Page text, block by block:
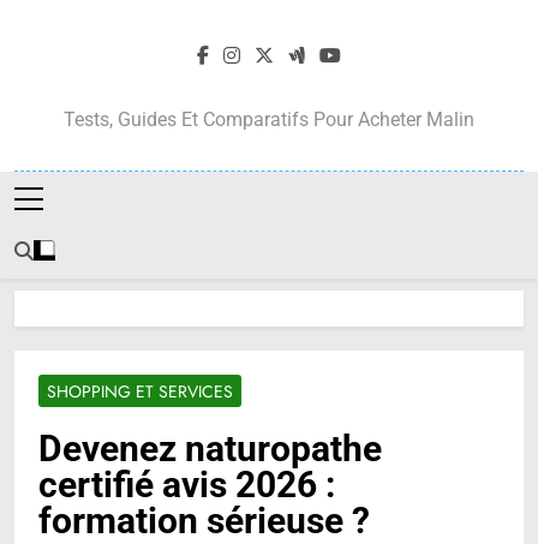
Tests, Guides Et Comparatifs Pour Acheter Malin
SHOPPING ET SERVICES
Devenez naturopathe
certifié avis 2026 :
formation sérieuse ?